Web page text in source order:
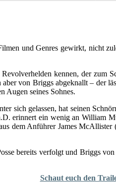
und Genres gewirkt, nicht
kennen, der zum
von Briggs abgeknallt – der
Augen seines Sohnes.
sich gelassen, hat seinen
erinnert ein wenig an William
dem Anführer James
bereits verfolgt und Briggs
Schaut euch den